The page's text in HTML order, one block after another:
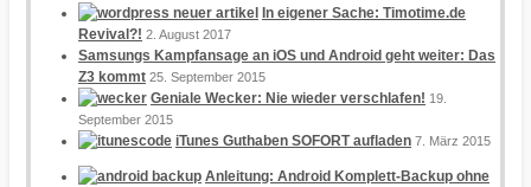
In eigener Sache: Timotime.de
Revival?! 2. August 2017
Samsungs Kampfansage an iOS und Android geht weiter: Das
Z3 kommt 25. September 2015
Geniale Wecker: Nie wieder verschlafen! 19.
September 2015
iTunes Guthaben SOFORT aufladen 7. März 2015
Anleitung: Android Komplett-Backup ohne